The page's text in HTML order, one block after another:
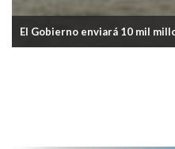
El Gobierno enviará 10 mil